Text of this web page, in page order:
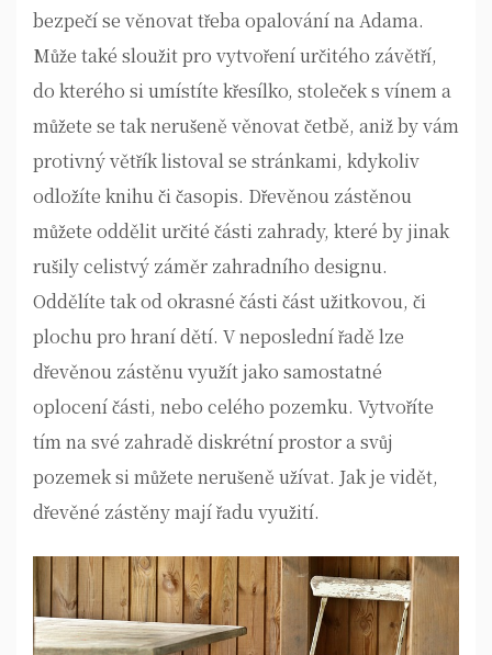
bezpečí se věnovat třeba opalování na Adama.
Může také sloužit pro vytvoření určitého závětří,
do kterého si umístíte křesílko, stoleček s vínem a
můžete se tak nerušeně věnovat četbě, aniž by vám
protivný větřík listoval se stránkami, kdykoliv
odložíte knihu či časopis. Dřevěnou zástěnou
můžete oddělit určité části zahrady, které by jinak
rušily celistvý záměr zahradního designu.
Oddělíte tak od okrasné části část užitkovou, či
plochu pro hraní dětí. V neposlední řadě lze
dřevěnou zástěnu využít jako samostatné
oplocení části, nebo celého pozemku. Vytvoříte
tím na své zahradě diskrétní prostor a svůj
pozemek si můžete nerušeně užívat. Jak je vidět,
dřevěné zástěny mají řadu využití.